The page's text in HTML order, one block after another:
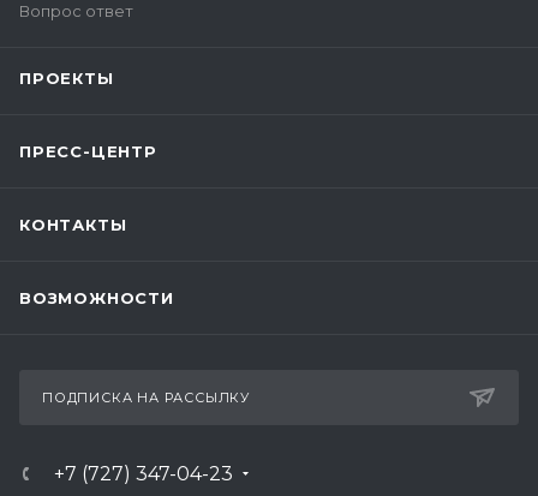
Вопрос ответ
ПРОЕКТЫ
ПРЕСС-ЦЕНТР
КОНТАКТЫ
ВОЗМОЖНОСТИ
ПОДПИСКА НА РАССЫЛКУ
+7 (727) 347-04-23